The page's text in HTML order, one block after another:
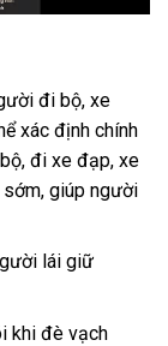
đi bộ, xe
xác định chính
đi xe đạp, xe
sớm, giúp người
lái giữ
khi đè vạch